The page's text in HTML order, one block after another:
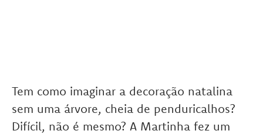
Tem como imaginar a decoração natalina
sem uma árvore, cheia de penduricalhos?
Difícil, não é mesmo? A Martinha fez um